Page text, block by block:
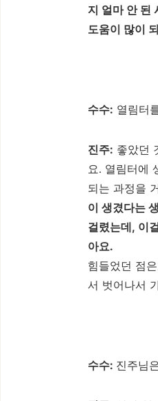
지 얼마 안 된
도움이 많이
수수: 열림터
진주: 좋았던
요. 열림터에
되는 과정을
이 생겼다는
걸렸는데, 이
아요.
힘들었던 점
서 벗어나서
수수: 진주님